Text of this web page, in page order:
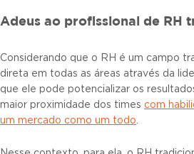
Adeus ao profissional de RH
Considerando que o RH é um campo
direta em todas as áreas através da
que ele pode potencializar os
maior proximidade dos times com
um mercado como um todo